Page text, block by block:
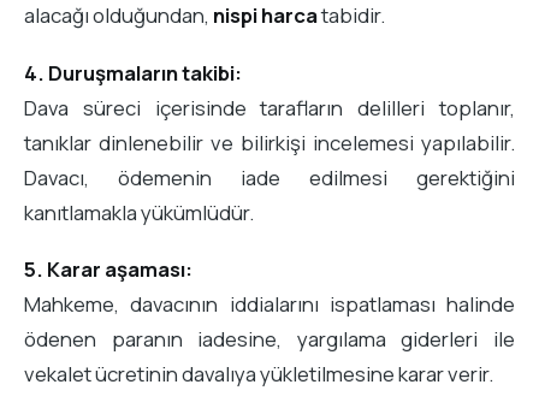
alacağı olduğundan, nispi harcatabidir.
4. Duruşmaların takibi:
Dava süreci içerisinde tarafların delilleri toplanır,
tanıklar dinlenebilir ve bilirkişi incelemesi yapılabilir.
Davacı, ödemenin iade edilmesi gerektiğini
kanıtlamakla yükümlüdür.
5. Karar aşaması:
Mahkeme, davacının iddialarını ispatlaması halinde
ödenen paranın iadesine, yargılama giderleri ile
vekalet ücretinin davalıya yükletilmesine karar verir.